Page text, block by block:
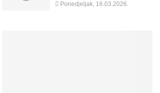
Ponedjeljak, 16.03.2026.